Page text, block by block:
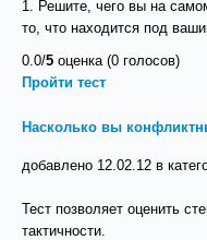
1. Решите, чего вы на
то, что находится под
0.0/5 оценка (0 голосов)
Пройти тест
Насколько вы
добавлено 12.02.12 в
Тест позволяет оценить
тактичности.